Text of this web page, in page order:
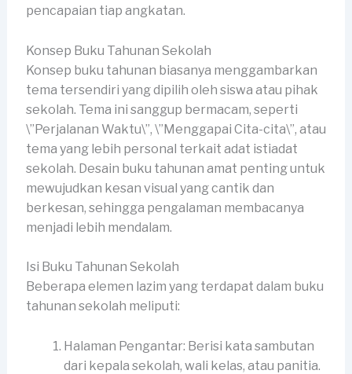
pencapaian tiap angkatan.
Konsep Buku Tahunan Sekolah
Konsep buku tahunan biasanya menggambarkan
tema tersendiri yang dipilih oleh siswa atau pihak
sekolah. Tema ini sanggup bermacam, seperti
\”Perjalanan Waktu\”, \”Menggapai Cita-cita\”, atau
tema yang lebih personal terkait adat istiadat
sekolah. Desain buku tahunan amat penting untuk
mewujudkan kesan visual yang cantik dan
berkesan, sehingga pengalaman membacanya
menjadi lebih mendalam.
Isi Buku Tahunan Sekolah
Beberapa elemen lazim yang terdapat dalam buku
tahunan sekolah meliputi:
Halaman Pengantar: Berisi kata sambutan
dari kepala sekolah, wali kelas, atau panitia.